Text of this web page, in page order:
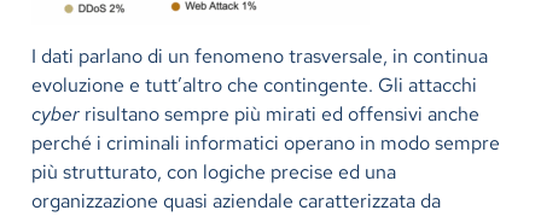
I dati parlano di un fenomeno trasversale, in continua
evoluzione e tutt’altro che contingente. Gli attacchi
cyber risultano sempre più mirati ed offensivi anche
perché i criminali informatici operano in modo sempre
più strutturato, con logiche precise ed una
organizzazione quasi aziendale caratterizzata da